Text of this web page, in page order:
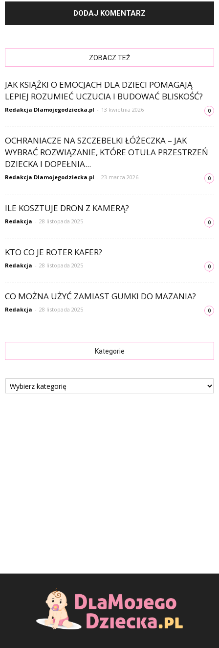
ZOBACZ TEŻ
JAK KSIĄŻKI O EMOCJACH DLA DZIECI POMAGAJĄ
LEPIEJ ROZUMIEĆ UCZUCIA I BUDOWAĆ BLISKOŚĆ?
Redakcja Dlamojegodziecka.pl - 13 kwietnia 2026 0
OCHRANIACZE NA SZCZEBELKI ŁÓŻECZKA – JAK
WYBRAĆ ROZWIĄZANIE, KTÓRE OTULA PRZESTRZEŃ
DZIECKA I DOPEŁNIA...
Redakcja Dlamojegodziecka.pl - 23 marca 2026 0
ILE KOSZTUJE DRON Z KAMERĄ?
Redakcja - 28 listopada 2025 0
KTO CO JE ROTER KAFER?
Redakcja - 28 listopada 2025 0
CO MOŻNA UŻYĆ ZAMIAST GUMKI DO MAZANIA?
Redakcja - 28 listopada 2025 0
Kategorie
Kategorie